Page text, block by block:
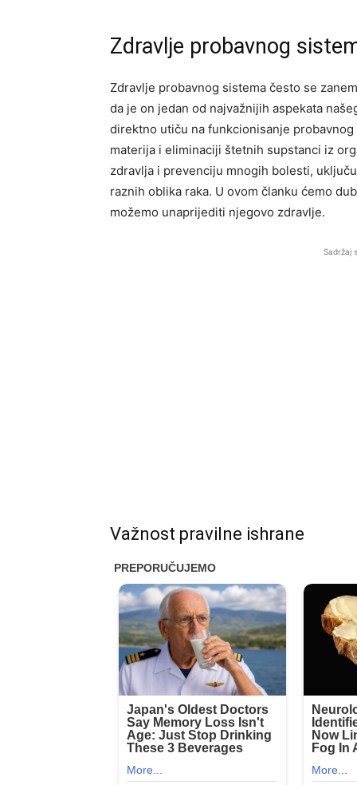
Zdravlje probavnog
Zdravlje probavnog sistema često se
da je on jedan od najvažnijih aspekata
direktno utiču na funkcionisanje
materija i eliminaciji štetnih supstanci iz
zdravlja i prevenciju mnogih bolesti,
raznih oblika raka. U ovom članku ćemo
možemo unaprijediti njegovo zdravlje.
Sadržaj
Važnost pravilne ishrane